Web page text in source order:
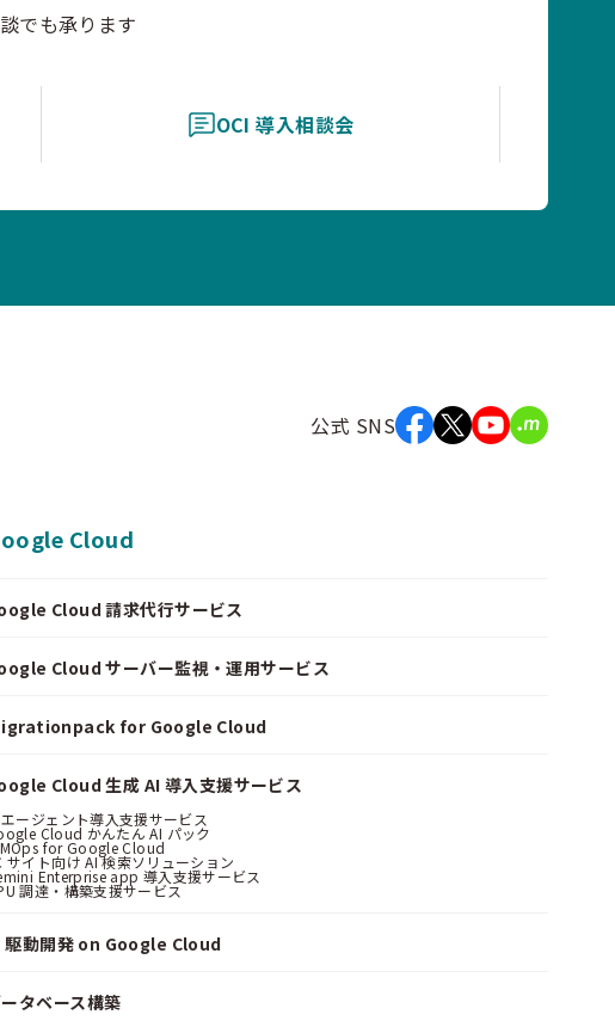
でも承ります
OCI 導入相談会
公式 SNS
Cloud
Cloud 請求代行サービス
Cloud サーバー監視・運用サービス
for Google Cloud
Cloud 生成 AI 導入支援サービス
ージェント導入支援サービス
Cloud かんたん AI パック
for Google Cloud
サイト向け AI 検索ソリューション
Enterprise app 導入支援サービス
調達・構築支援サービス
駆動開発 on Google Cloud
タベース構築